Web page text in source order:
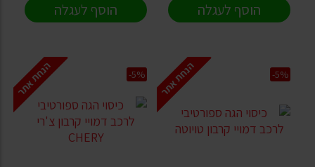
הוסף לעגלה
הוסף לעגלה
הנחת אתר -5% הנחת אתר -5%